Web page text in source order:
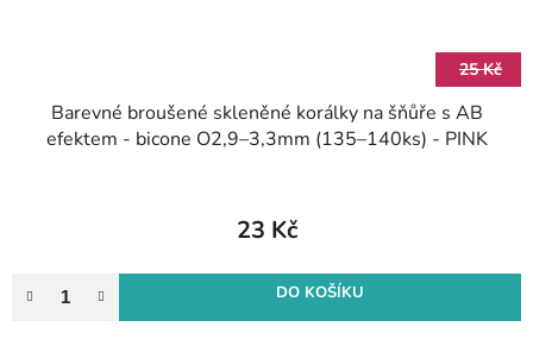
25 Kč
Barevné broušené skleněné korálky na šňůře s AB
efektem - bicone O2,9–3,3mm (135–140ks) - PINK
23 Kč
DO KOŠÍKU